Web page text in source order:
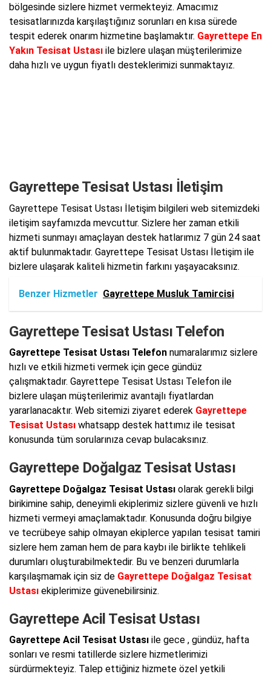
bölgesinde sizlere hizmet vermekteyiz. Amacımız
tesisatlarınızda karşılaştığınız sorunları en kısa sürede
tespit ederek onarım hizmetine başlamaktır. Gayrettepe En
Yakın Tesisat Ustası ile bizlere ulaşan müşterilerimize
daha hızlı ve uygun fiyatlı desteklerimizi sunmaktayız.
Gayrettepe Tesisat Ustası İletişim
Gayrettepe Tesisat Ustası İletişim bilgileri web sitemizdeki
iletişim sayfamızda mevcuttur. Sizlere her zaman etkili
hizmeti sunmayı amaçlayan destek hatlarımız 7 gün 24 saat
aktif bulunmaktadır. Gayrettepe Tesisat Ustası İletişim ile
bizlere ulaşarak kaliteli hizmetin farkını yaşayacaksınız.
Benzer Hizmetler Gayrettepe Musluk Tamircisi
Gayrettepe Tesisat Ustası Telefon
Gayrettepe Tesisat Ustası Telefon numaralarımız sizlere
hızlı ve etkili hizmeti vermek için gece gündüz
çalışmaktadır. Gayrettepe Tesisat Ustası Telefon ile
bizlere ulaşan müşterilerimiz avantajlı fiyatlardan
yararlanacaktır. Web sitemizi ziyaret ederek Gayrettepe
Tesisat Ustası whatsapp destek hattımız ile tesisat
konusunda tüm sorularınıza cevap bulacaksınız.
Gayrettepe Doğalgaz Tesisat Ustası
Gayrettepe Doğalgaz Tesisat Ustası olarak gerekli bilgi
birikimine sahip, deneyimli ekiplerimiz sizlere güvenli ve hızlı
hizmeti vermeyi amaçlamaktadır. Konusunda doğru bilgiye
ve tecrübeye sahip olmayan ekiplerce yapılan tesisat tamiri
sizlere hem zaman hem de para kaybı ile birlikte tehlikeli
durumları oluşturabilmektedir. Bu ve benzeri durumlarla
karşılaşmamak için siz de Gayrettepe Doğalgaz Tesisat
Ustası ekiplerimize güvenebilirsiniz.
Gayrettepe Acil Tesisat Ustası
Gayrettepe Acil Tesisat Ustası ile gece , gündüz, hafta
sonları ve resmi tatillerde sizlere hizmetlerimizi
sürdürmekteyiz. Talep ettiğiniz hizmete özel yetkili